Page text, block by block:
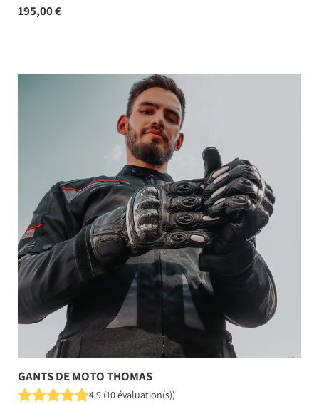
195,00 €
GANTS DE MOTO THOMAS
4.9 (10évaluation(s))